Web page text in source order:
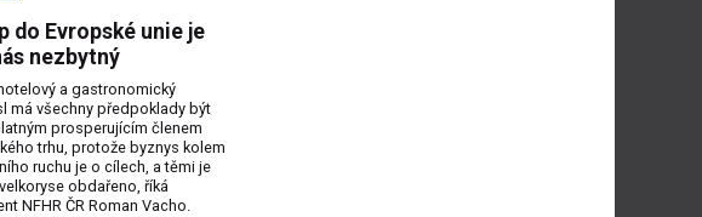
do Evropské unie je
nezbytný
a gastronomický
má všechny předpoklady být
prosperujícím členem
trhu, protože byznys kolem
ruchu je o cílech, a těmi je
obdařeno, říká
NFHR ČR Roman Vacho.